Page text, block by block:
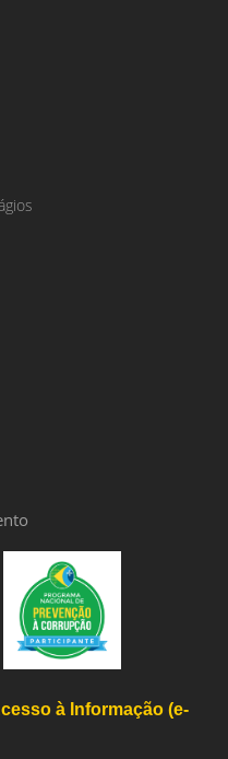
à Informação (e-